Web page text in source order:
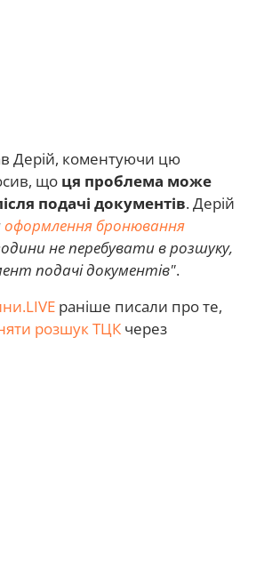
Дерій, коментуючи цю
що ця проблема може
подачі документів. Дерій
оформлення бронювання
не перебувати в розшуку,
подачі документів".
раніше писали про те,
розшук ТЦК через